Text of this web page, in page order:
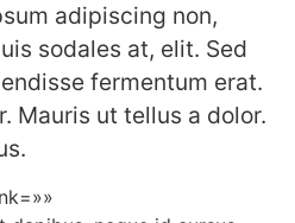
adipiscing non,
sodales at, elit. Sed
fermentum erat.
Mauris ut tellus a dolor.